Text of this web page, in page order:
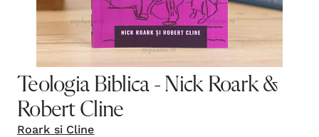
Teologia Biblica - Nick Roark &
Robert Cline
Roark si Cline